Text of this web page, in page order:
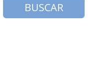
BUSCAR